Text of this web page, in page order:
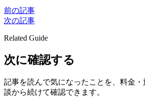
前の記事
次の記事
Related Guide
次に確認する
記事を読んで気になったことを、料金
談から続けて確認できます。